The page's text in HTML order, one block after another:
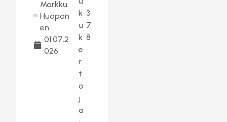
Markku
Huopon
en
01.07.2
026
k
u
k
e
r
t
o
j
a
3
7
8